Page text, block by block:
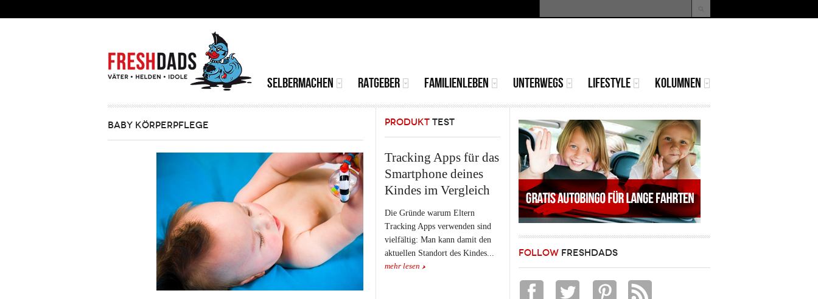
Suchformular
MAINMENU
SELBERMACHEN RATGEBER FAMILIENLEBEN UNTERWEGS LIFESTYLE KOLUMNEN
BABY KÖRPERPFLEGE PRODUKT TEST
Tracking Apps für das
Smartphone deines
Kindes im Vergleich
Die Gründe warum Eltern
Tracking Apps verwenden sind
vielfältig: Man kann damit den
aktuellen Standort des Kindes...
mehr lesen
FOLLOW FRESHDADS